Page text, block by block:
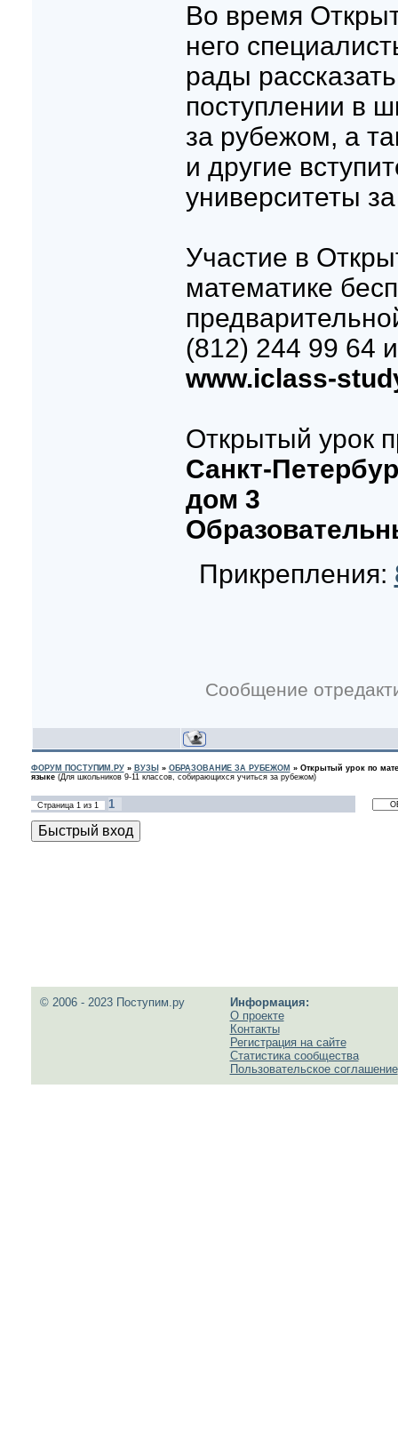
Во время
него
рады
поступлении в
за рубежом, а
и другие
университеты
Участие в
математике
(812) 244 99 64
www.iclass-
Открытый урок
Санкт-
дом 3
Прикрепления:
Сообщение
ФОРУМ ПОСТУПИМ.РУ» ВУЗЫ » ОБРАЗОВАНИЕ ЗА РУБЕЖОМ » Открытый урок по
языке (Для школьников 9-11 классов, собирающихся учиться за рубежом)
Страница 1из 1 1
© 2006 - 2023 Поступим.ру
Информация:
О проекте
Контакты
Регистрация на сайте
Статистика сообщества
Пользовательское соглашение